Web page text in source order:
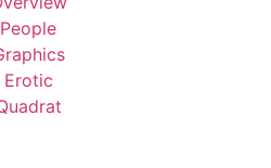
People
Erotic